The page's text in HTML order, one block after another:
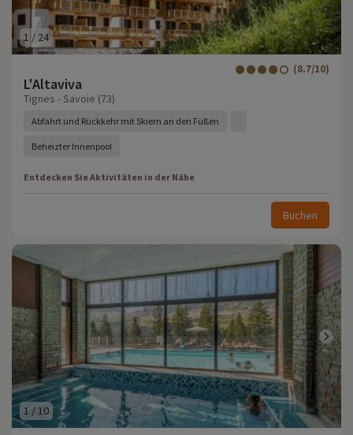
1 / 24
L'Altaviva
(8.7/10)
Tignes - Savoie (73)
Abfahrt und Rückkehr mit Skiern an den Füßen
Beheizter Innenpool
Entdecken Sie Aktivitäten in der Nähe
Buchen
1 /10